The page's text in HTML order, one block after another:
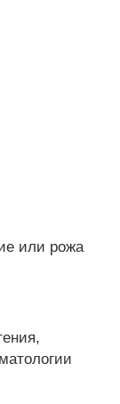
или рожа